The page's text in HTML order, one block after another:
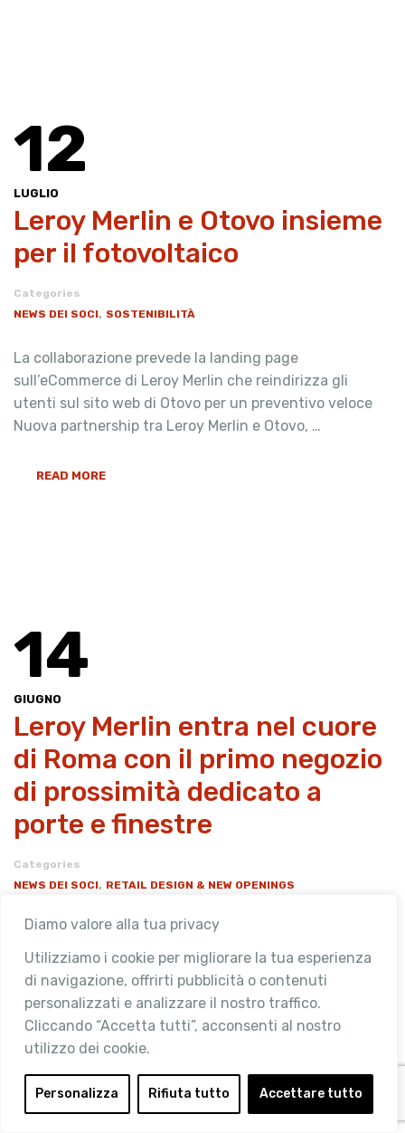
Diamo valore alla tua privacy
Utilizziamo i cookie per migliorare la tua esperienza
di navigazione, offrirti pubblicità o contenuti
personalizzati e analizzare il nostro traffico.
Cliccando “Accetta tutti”, acconsenti al nostro
utilizzo dei cookie.
Personalizza Rifiuta tutto Accettare tutto
12
LUGLIO
Leroy Merlin e Otovo insieme
per il fotovoltaico
Categories
NEWS DEI SOCI, SOSTENIBILITÀ
La collaborazione prevede la landing page
sull’eCommerce di Leroy Merlin che reindirizza gli
utenti sul sito web di Otovo per un preventivo veloce
Nuova partnership tra Leroy Merlin e Otovo, …
READ MORE
14
GIUGNO
Leroy Merlin entra nel cuore
di Roma con il primo negozio
di prossimità dedicato a
porte e finestre
Categories
NEWS DEI SOCI, RETAIL DESIGN & NEW OPENINGS
Leroy Merlin, azienda multispecialista con un’ampia
gamma di soluzioni complete di prodotti e di servizi per
il miglioramento della casa, arriva nel cuore di Roma,
alla Magliana, con un negozio …
READ MORE